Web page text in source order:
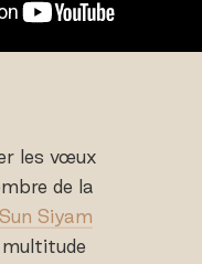
les vœux
de la
Sun Siyam